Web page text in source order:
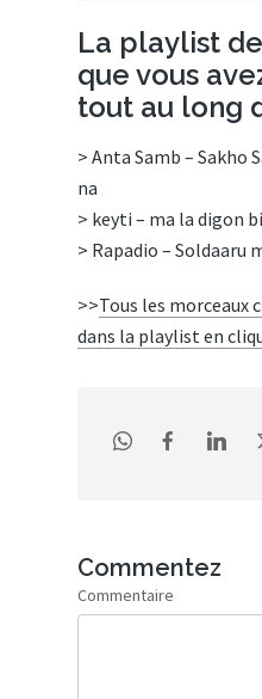
La playlist
que vous
tout au long
> Anta Samb – Sakho
na
> keyti – ma la digon
> Rapadio – Soldaaru
>>Tous les morceaux
dans la playlist en
Commentez
Commentaire